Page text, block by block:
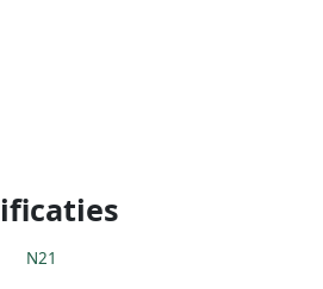
N21